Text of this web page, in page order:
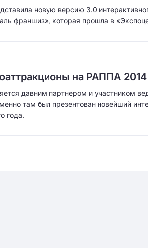
новую версию 3.0
франшиз», которая прошла в
на РАППА 2014
давним партнером и участником
там был презентован новейший
года.